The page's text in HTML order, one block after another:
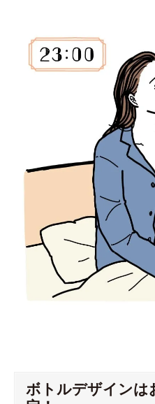
ボトルデザインは